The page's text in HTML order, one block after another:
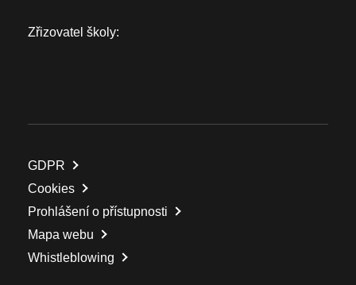
Zřizovatel školy:
GDPR
Cookies
Prohlášení o přístupnosti
Mapa webu
Whistleblowing